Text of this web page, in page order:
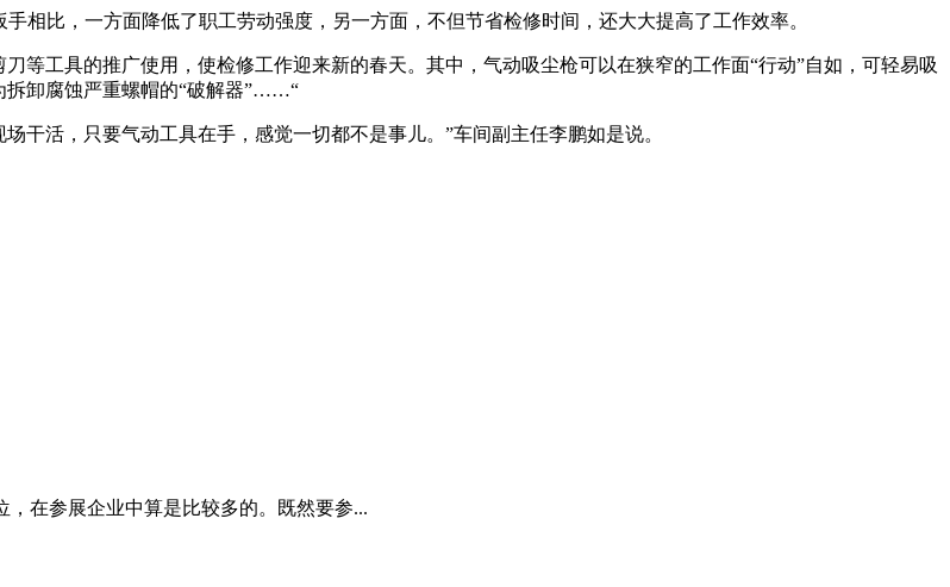
相比，一方面降低了职工劳动强度，另一方面，不但节省检修时间，还大大提高了工作效率。
等工具的推广使用，使检修工作迎来新的春天。其中，气动吸尘枪可以在狭窄的工作面“行动”自如，可轻易吸
拆卸腐蚀严重螺帽的“破解器”……“
干活，只要气动工具在手，感觉一切都不是事儿。”车间副主任李鹏如是说。
在参展企业中算是比较多的。既然要参...